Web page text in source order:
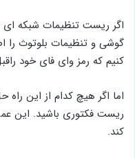
اگر ریست تنظیمات شبکه ای
گوشی و تنظیمات بلوتوث را
کنیم که رمز وای فای خود
اما اگر هیچ کدام از این راه
ریست فکتوری باشید. این
کند.